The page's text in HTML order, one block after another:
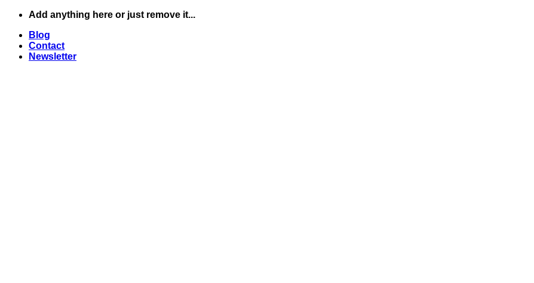
Skip
content
Add anything here or just remove it...
Blog
Contact
Newsletter